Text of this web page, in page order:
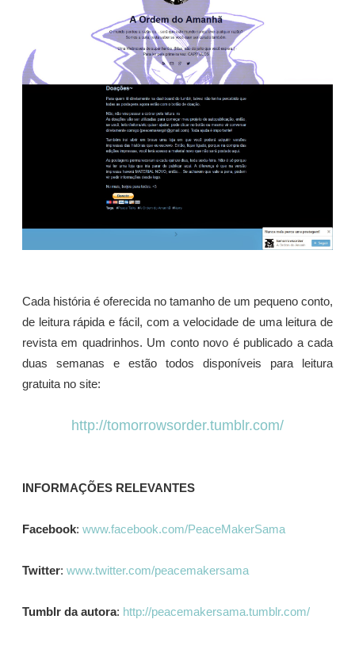
Cada história é oferecida no tamanho de um pequeno conto,
de leitura rápida e fácil, com a velocidade de uma leitura de
revista em quadrinhos. Um conto novo é publicado a cada
duas semanas e estão todos disponíveis para leitura
gratuita no site:
http://tomorrowsorder.tumblr.com/
INFORMAÇÕES RELEVANTES
Facebook: www.facebook.com/PeaceMakerSama
Twitter: www.twitter.com/peacemakersama
Tumblr da autora: http://peacemakersama.tumblr.com/